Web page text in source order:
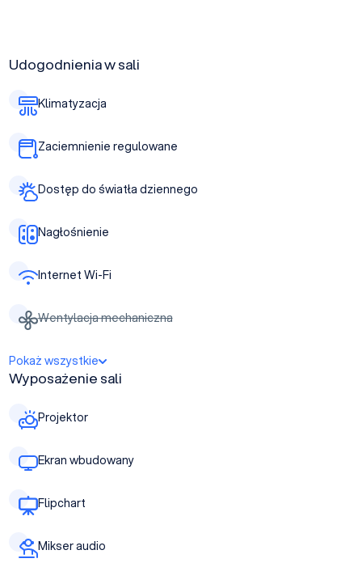
Udogodnienia w sali
Klimatyzacja
Zaciemnienie regulowane
Dostęp do światła dziennego
Nagłośnienie
Internet Wi-Fi
Wentylacja mechaniczna
Pokaż wszystkie
Wyposażenie sali
Projektor
Ekran wbudowany
Flipchart
Mikser audio